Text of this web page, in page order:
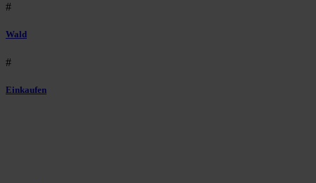
#
Wald
#
Einkaufen